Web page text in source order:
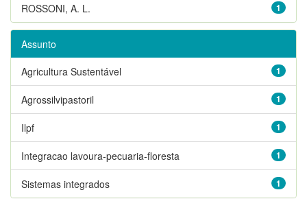
1
ROSSONI, A. L.
Assunto
1
Agricultura Sustentável
1
Agrossilvipastoril
1
Ilpf
1
Integracao lavoura-pecuaria-floresta
1
Sistemas integrados